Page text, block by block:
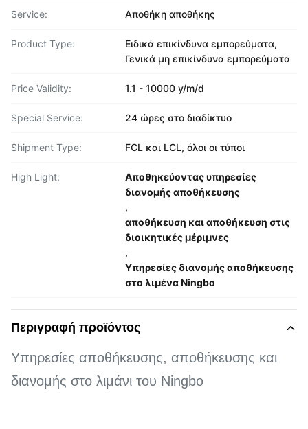
Service: Αποθήκη αποθήκης
Product Type:
Ειδικά επικίνδυνα εμπορεύματα,
Γενικά μη επικίνδυνα εμπορεύματα
Price Validity: 1.1 - 10000 y/m/d
Special Service: 24 ώρες στο διαδίκτυο
Shipment Type: FCL και LCL, όλοι οι τύποι
High Light:
Αποθηκεύοντας υπηρεσίες
διανομής αποθήκευσης
,
αποθήκευση και αποθήκευση στις
διοικητικές μέριμνες
,
Υπηρεσίες διανομής αποθήκευσης
στο λιμένα Ningbo
Περιγραφή προϊόντος
Υπηρεσίες αποθήκευσης, αποθήκευσης και
διανομής στο λιμάνι του Ningbo